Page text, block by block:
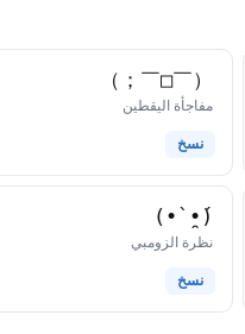
（￣□￣；）
مفاجأة اليقطين
نسخ
(•́ ̯•̀)
نظرة الزومبيكاوموجي
نسخ